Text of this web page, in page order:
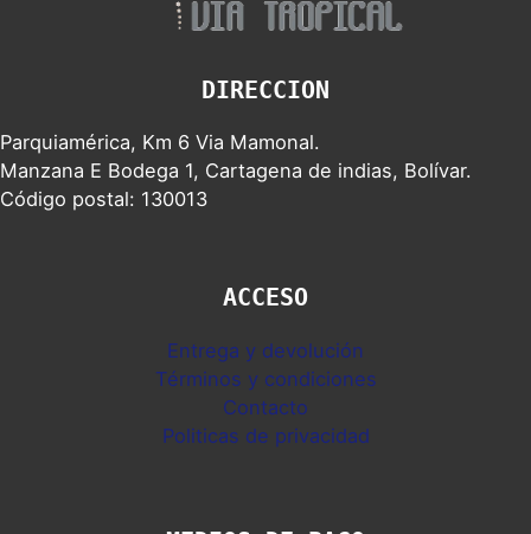
DIRECCION
Parquiamérica, Km 6 Via Mamonal.
Manzana E Bodega 1, Cartagena de indias, Bolívar.
Código postal: 130013
ACCESO
Entrega y devolución
Términos y condiciones
Contacto
Politicas de privacidad